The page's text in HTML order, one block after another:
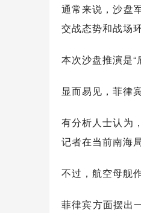
通常来说，沙盘
交战态势和战场
本次沙盘推演是“
显而易见，菲律
有分析人士认为
记者在当前南海
不过，航空母舰
菲律宾方面摆出